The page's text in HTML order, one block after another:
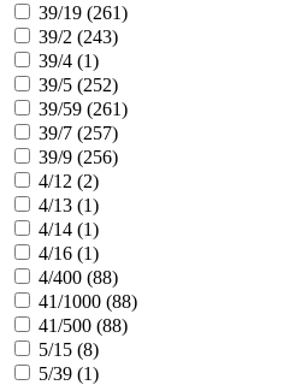
39/19 (261)
39/2 (243)
39/4 (1)
39/5 (252)
39/59 (261)
39/7 (257)
39/9 (256)
4/12 (2)
4/13 (1)
4/14 (1)
4/16 (1)
4/400 (88)
41/1000 (88)
41/500 (88)
5/15 (8)
5/39 (1)